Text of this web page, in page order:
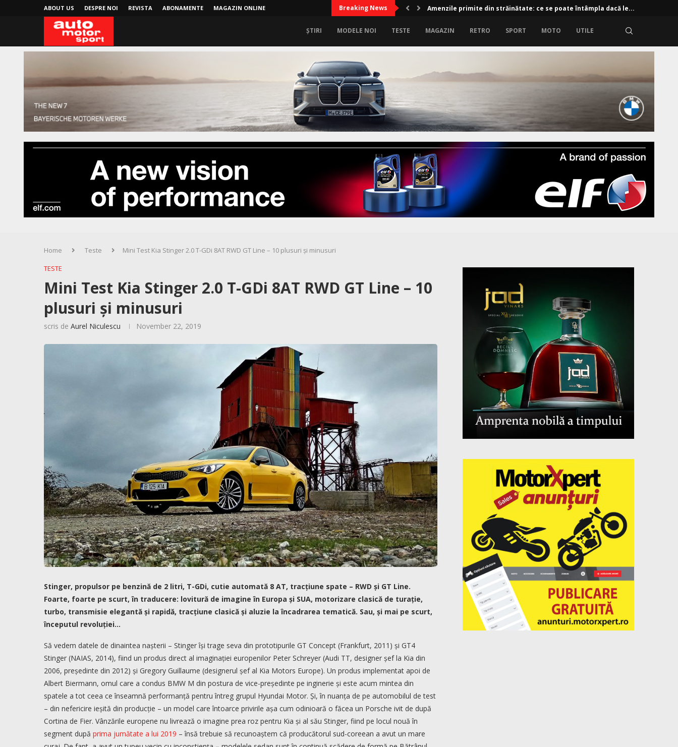
ABOUT US DESPRE NOI REVISTA ABONAMENTE MAGAZIN ONLINE Breaking News Amenzile primite din străinătate: ce se poate întâmpla dacă le...
ȘTIRI MODELE NOI TESTE MAGAZIN RETRO SPORT MOTO UTILE
Home Teste
Mini Test Kia Stinger 2.0 T-GDi 8AT RWD GT Line – 10 plusuri și minusuri
TESTE
Mini Test Kia Stinger 2.0 T-GDi 8AT RWD GT Line – 10
plusuri și minusuri
scris de Aurel Niculescu November 22, 2019
Stinger, propulsor pe benzină de 2 litri, T-GDi, cutie automată 8 AT, tracțiune spate – RWD și GT Line.
Foarte, foarte pe scurt, în traducere: lovitură de imagine în Europa și SUA, motorizare clasică de turație,
turbo, transmisie elegantă și rapidă, tracțiune clasică și aluzie la încadrarea tematică. Sau, și mai pe scurt,
începutul revoluției…
Să vedem datele de dinaintea nașterii – Stinger își trage seva din prototipurile GT Concept (Frankfurt, 2011) și GT4
Stinger (NAIAS, 2014), fiind un produs direct al imaginației europenilor Peter Schreyer (Audi TT, designer șef la Kia din
2006, președinte din 2012) și Gregory Guillaume (designerul șef al Kia Motors Europe). Un produs implementat apoi de
Albert Biermann, omul care a condus BMW M din postura de vice-președinte pe inginerie și este acum mintea din
spatele a tot ceea ce înseamnă performanță pentru întreg grupul Hyundai Motor. Și, în nuanța de pe automobilul de test
– din nefericire ieșită din producție – un model care întoarce privirile așa cum odinioară o făcea un Porsche ivit de după
Cortina de Fier. Vânzările europene nu livrează o imagine prea roz pentru Kia și al său Stinger, fiind pe locul nouă în
segment după prima jumătate a lui 2019 – însă trebuie să recunoaștem că producătorul sud-coreean a avut un mare